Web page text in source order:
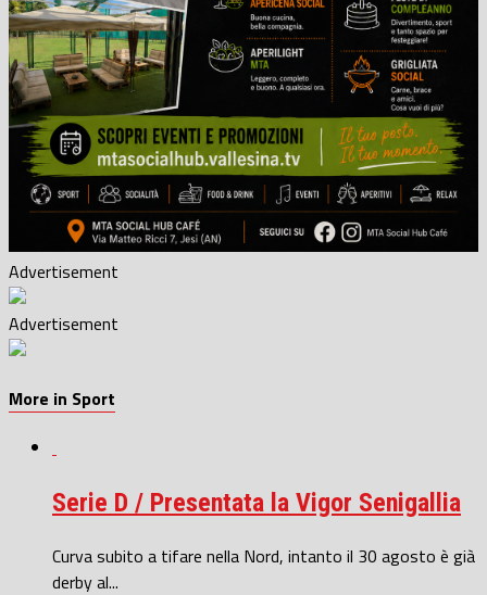
Advertisement
Advertisement
More in Sport
Serie D / Presentata la Vigor Senigallia
Curva subito a tifare nella Nord, intanto il 30 agosto è già
derby al...